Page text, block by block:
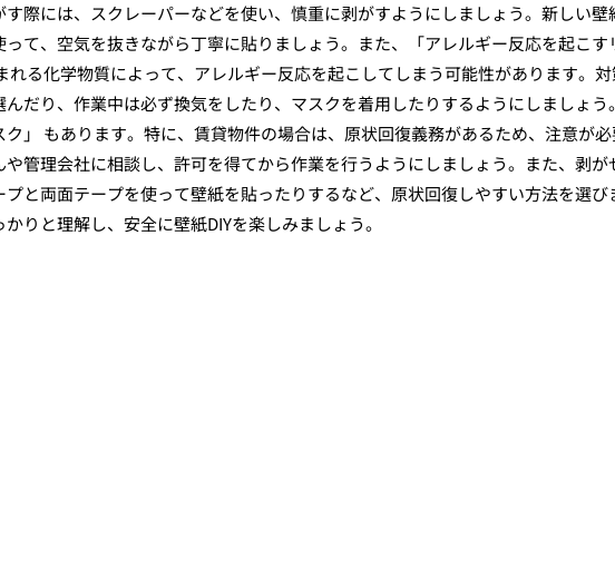
際には、スクレーパーなどを使い、慎重に剥がすようにしましょう。新しい壁
て、空気を抜きながら丁寧に貼りましょう。また、「アレルギー反応を起こす
れる化学物質によって、アレルギー反応を起こしてしまう可能性があります。対
だり、作業中は必ず換気をしたり、マスクを着用したりするようにしましょう。
」 もあります。特に、賃貸物件の場合は、原状回復義務があるため、注意が
管理会社に相談し、許可を得てから作業を行うようにしましょう。また、剥が
と両面テープを使って壁紙を貼ったりするなど、原状回復しやすい方法を選び
りと理解し、安全に壁紙DIYを楽しみましょう。